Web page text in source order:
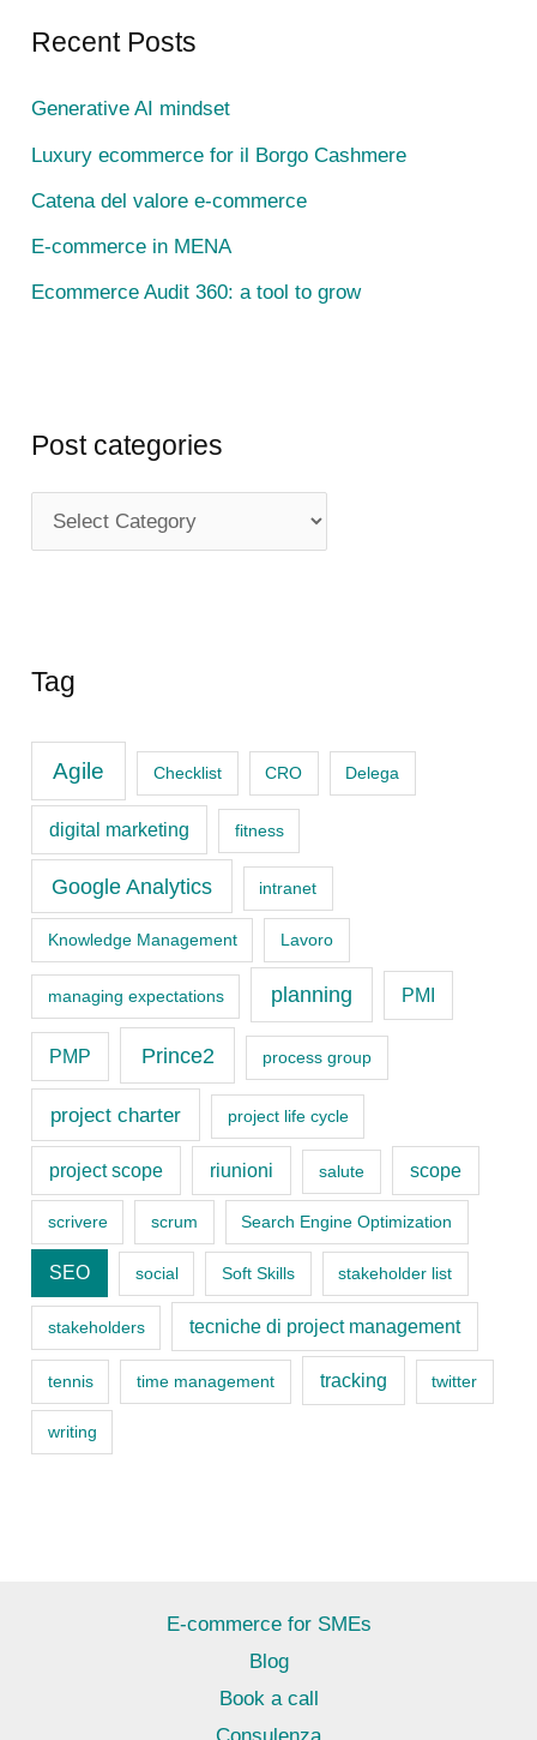
c
f
o
r
:
Recent Posts
Generative AI mindset
Luxury ecommerce for il Borgo Cashmere
Catena del valore e-commerce
E-commerce in MENA
Ecommerce Audit 360: a tool to grow
Post categories
o
c
e
r
i
Tag
Agile Checklist CRO Delega
digital marketing fitness
Google Analytics intranet
Knowledge Management Lavoro
managing expectations planning PMI
PMP Prince2 process group
project charter project life cycle
project scope riunioni salute scope
scrivere scrum Search Engine Optimization
SEO social Soft Skills stakeholder list
stakeholders tecniche di project management
tennis time management tracking twitter
writing
E-commerce for SMEs
Blog
Book a call
Consulenza